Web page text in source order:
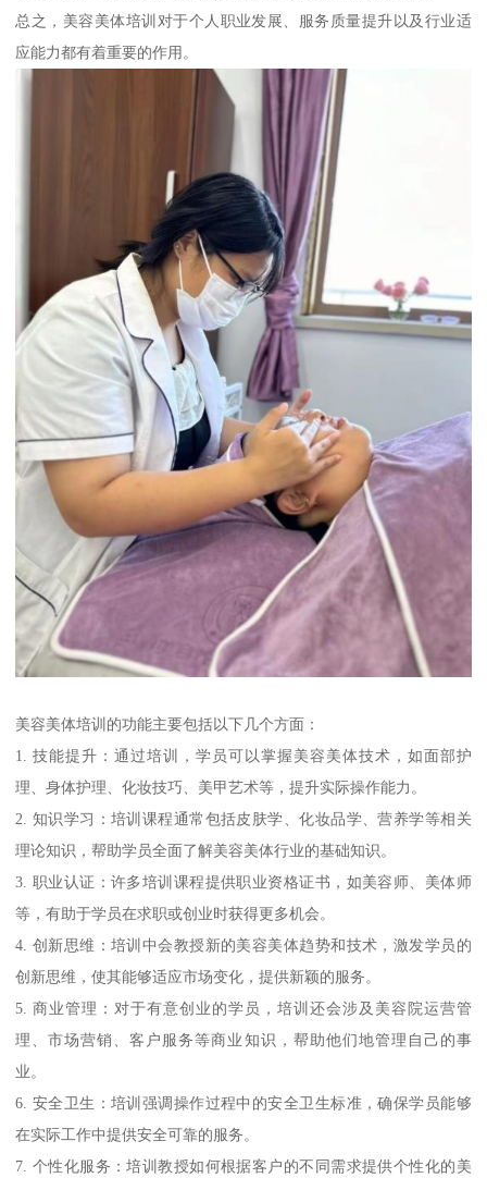
总之，美容美体培训对于个人职业发展、服务质量提升以及行业适
应能力都有着重要的作用。
美容美体培训的功能主要包括以下几个方面：
1. 技能提升：通过培训，学员可以掌握美容美体技术，如面部护
理、身体护理、化妆技巧、美甲艺术等，提升实际操作能力。
2. 知识学习：培训课程通常包括皮肤学、化妆品学、营养学等相关
理论知识，帮助学员全面了解美容美体行业的基础知识。
3. 职业认证：许多培训课程提供职业资格证书，如美容师、美体师
等，有助于学员在求职或创业时获得更多机会。
4. 创新思维：培训中会教授新的美容美体趋势和技术，激发学员的
创新思维，使其能够适应市场变化，提供新颖的服务。
5. 商业管理：对于有意创业的学员，培训还会涉及美容院运营管
理、市场营销、客户服务等商业知识，帮助他们地管理自己的事
业。
6. 安全卫生：培训强调操作过程中的安全卫生标准，确保学员能够
在实际工作中提供安全可靠的服务。
7. 个性化服务：培训教授如何根据客户的不同需求提供个性化的美